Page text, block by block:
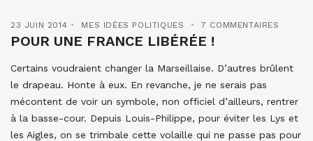
23 JUIN 2014 MES IDÉES POLITIQUES 7 COMMENTAIRES
POUR UNE FRANCE LIBÉRÉE !
Certains voudraient changer la Marseillaise. D’autres brûlent
le drapeau. Honte à eux. En revanche, je ne serais pas
mécontent de voir un symbole, non officiel d’ailleurs, rentrer
à la basse-cour. Depuis Louis-Philippe, pour éviter les Lys et
les Aigles, on se trimbale cette volaille qui ne passe pas pour